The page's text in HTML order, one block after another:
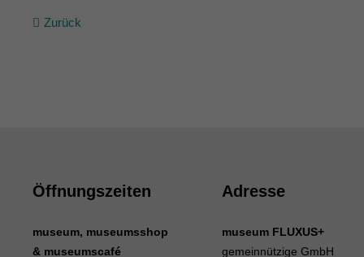
Zurück
Öffnungszeiten
museum, museumsshop
& museumscafé
Adresse
museum FLUXUS+
gemeinnützige GmbH